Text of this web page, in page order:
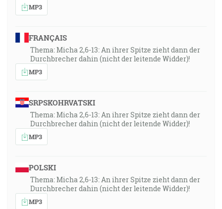
MP3
FRANÇAIS
Thema: Micha 2,6-13: An ihrer Spitze zieht dann der
Durchbrecher dahin (nicht der leitende Widder)!
MP3
SRPSKOHRVATSKI
Thema: Micha 2,6-13: An ihrer Spitze zieht dann der
Durchbrecher dahin (nicht der leitende Widder)!
MP3
POLSKI
Thema: Micha 2,6-13: An ihrer Spitze zieht dann der
Durchbrecher dahin (nicht der leitende Widder)!
MP3